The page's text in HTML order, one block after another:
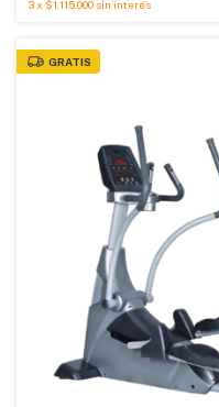
3x $1.115.000 sin interés
GRATIS